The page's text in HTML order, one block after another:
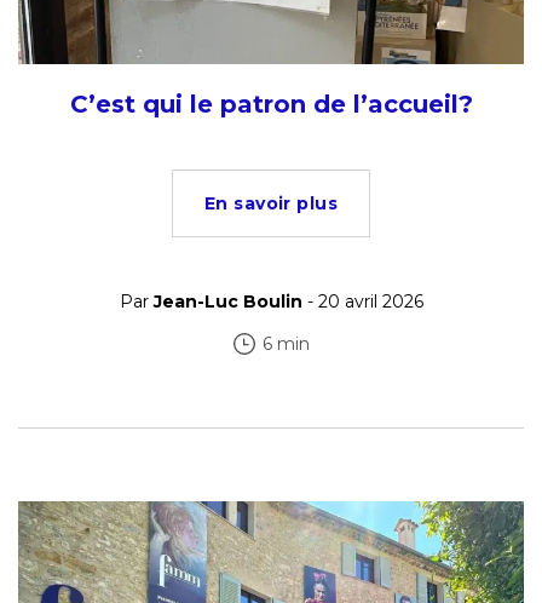
C’est qui le patron de l’accueil?
En savoir plus
ParJean-Luc Boulin - 20 avril 2026
6 min